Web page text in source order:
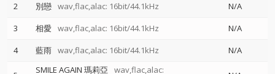
2
別戀 wav,flac,alac: 16bit/44.1kHz
N/A
3
相愛 wav,flac,alac: 16bit/44.1kHz
N/A
4
藍雨 wav,flac,alac: 16bit/44.1kHz N/A
SMILE AGAIN 瑪莉亞
wav,flac,alac: